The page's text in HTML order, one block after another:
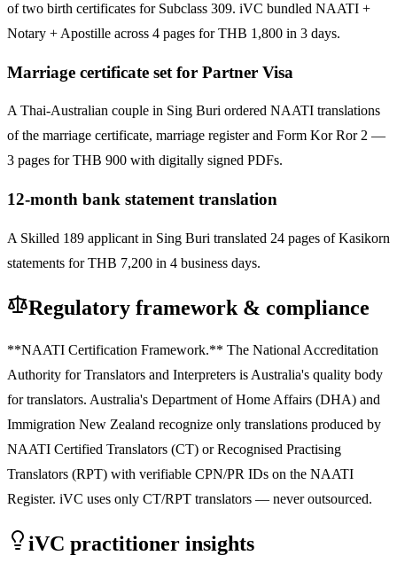
of two birth certificates for Subclass 309. iVC bundled NAATI +
Notary + Apostille across 4 pages for THB 1,800 in 3 days.
Marriage certificate set for Partner Visa
A Thai-Australian couple in Sing Buri ordered NAATI translations
of the marriage certificate, marriage register and Form Kor Ror 2 —
3 pages for THB 900 with digitally signed PDFs.
12-month bank statement translation
A Skilled 189 applicant in Sing Buri translated 24 pages of Kasikorn
statements for THB 7,200 in 4 business days.
Regulatory framework & compliance
**NAATI Certification Framework.** The National Accreditation
Authority for Translators and Interpreters is Australia's quality body
for translators. Australia's Department of Home Affairs (DHA) and
Immigration New Zealand recognize only translations produced by
NAATI Certified Translators (CT) or Recognised Practising
Translators (RPT) with verifiable CPN/PR IDs on the NAATI
Register. iVC uses only CT/RPT translators — never outsourced.
iVC practitioner insights